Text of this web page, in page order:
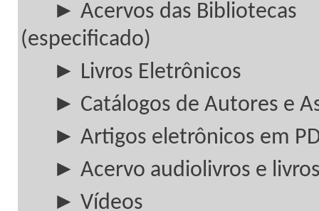
► Acervos das Bibliotecas
(especificado)
► Livros Eletrônicos
► Catálogos de Autores e
► Artigos eletrônicos em
► Acervo audiolivros e
► Vídeos